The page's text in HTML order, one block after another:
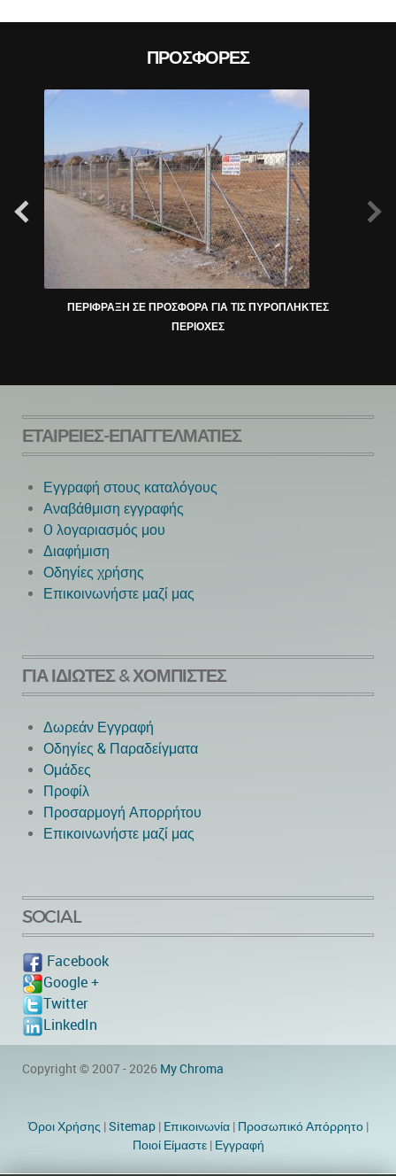
ΠΡΟΣΦΟΡΈΣ
ΠΕΡΙΦΡΑΞΗ ΣΕ ΠΡΟΣΦΟΡΑ ΓΙΑ ΤΙΣ ΠΥΡΟΠΛΗΚΤΕΣ
ΠΕΡΙΟΧΕΣ
Next
ΕΤΑΙΡΕΊΕΣ-ΕΠΑΓΓΕΛΜΑΤΊΕΣ
Εγγραφή στους καταλόγους
Αναβάθμιση εγγραφής
O λογαριασμός μου
Διαφήμιση
Οδηγίες χρήσης
Επικοινωνήστε μαζί μας
ΓΙΑ ΙΔΙΏΤΕΣ & ΧΟΜΠΊΣΤΕΣ
Δωρεάν Εγγραφή
Οδηγίες & Παραδείγματα
Ομάδες
Προφίλ
Προσαρμογή Απορρήτου
Επικοινωνήστε μαζί μας
SOCIAL
Facebook
Google +
Twitter
LinkedIn
Copyright © 2007 - 2026 My Chroma
Όροι Χρήσης |Sitemap| Eπικοινωνία| Προσωπικό Απόρρητο|
Ποιοί Είμαστε| Εγγραφή